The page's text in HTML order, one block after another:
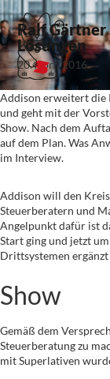
Ralf
Lösungen
20. April 2016
Addison erweitert die
und geht mit der
Show. Nach dem
auf dem Plan. Was
im Interview.
Addison will den
Steuerberatern und
Angelpunkt dafür ist
Start ging und jetzt
Drittsystemen
Show
Gemäß dem
Steuerberatung zu
mit Superlativen